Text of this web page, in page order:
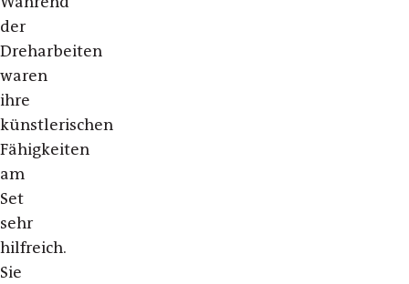
der
Dreharbeiten
waren
ihre
künstlerischen
Fähigkeiten
am
Set
sehr
hilfreich.
Sie